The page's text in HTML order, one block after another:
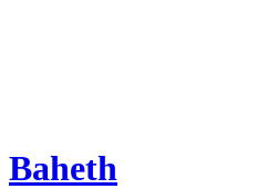
Baheth